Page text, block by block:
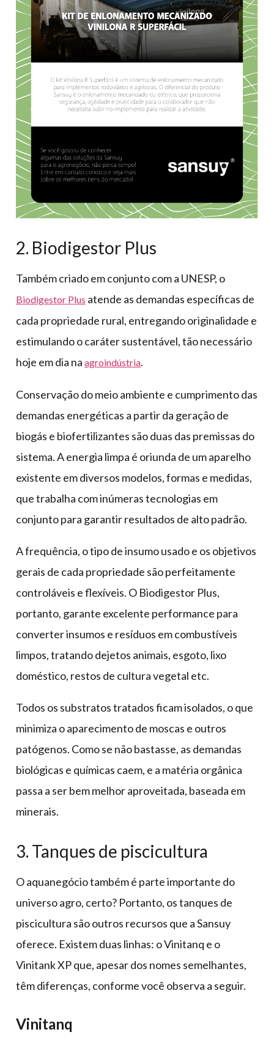
2. Biodigestor Plus
Também criado em conjunto com a UNESP, o
Biodigestor Plus atende as demandas específicas de
cada propriedade rural, entregando originalidade e
estimulando o caráter sustentável, tão necessário
hoje em dia na agroindústria.
Conservação do meio ambiente e cumprimento das
demandas energéticas a partir da geração de
biogás e biofertilizantes são duas das premissas do
sistema. A energia limpa é oriunda de um aparelho
existente em diversos modelos, formas e medidas,
que trabalha com inúmeras tecnologias em
conjunto para garantir resultados de alto padrão.
A frequência, o tipo de insumo usado e os objetivos
gerais de cada propriedade são perfeitamente
controláveis e flexíveis. O Biodigestor Plus,
portanto, garante excelente performance para
converter insumos e resíduos em combustíveis
limpos, tratando dejetos animais, esgoto, lixo
doméstico, restos de cultura vegetal etc.
Todos os substratos tratados ficam isolados, o que
minimiza o aparecimento de moscas e outros
patógenos. Como se não bastasse, as demandas
biológicas e químicas caem, e a matéria orgânica
passa a ser bem melhor aproveitada, baseada em
minerais.
3. Tanques de piscicultura
O aquanegócio também é parte importante do
universo agro, certo? Portanto, os tanques de
piscicultura são outros recursos que a Sansuy
oferece. Existem duas linhas: o Vinitanq e o
Vinitank XP que, apesar dos nomes semelhantes,
têm diferenças, conforme você observa a seguir.
Vinitanq